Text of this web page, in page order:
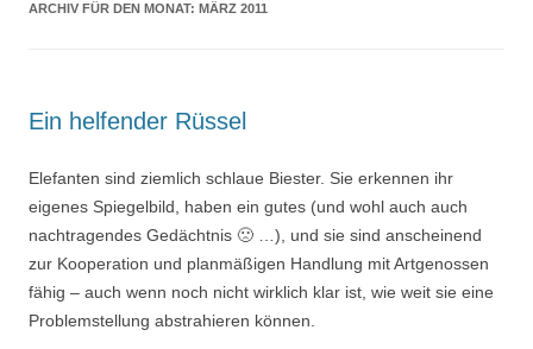
ARCHIV FÜR DEN MONAT: MÄRZ 2011
Ein helfender Rüssel
Elefanten sind ziemlich schlaue Biester. Sie erkennen ihr
eigenes Spiegelbild, haben ein gutes (und wohl auch auch
nachtragendes Gedächtnis 🙁 …), und sie sind anscheinend
zur Kooperation und planmäßigen Handlung mit Artgenossen
fähig – auch wenn noch nicht wirklich klar ist, wie weit sie eine
Problemstellung abstrahieren können.